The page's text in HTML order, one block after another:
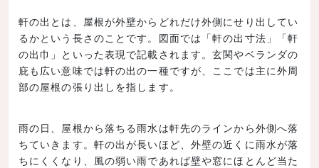
軒の出とは、屋根が外壁からどれだけ外側にせり出してい
るかという長さのことです。図面では「軒の出寸法」「軒
の出巾」といった表現で記載されます。玄関やベランダの
庇も広い意味では軒の出の一種ですが、ここでは主に外周
部の屋根の張り出しを指します。
雨の日、屋根から落ちる雨水は軒先のラインから外側へ落
ちていきます。軒の出が長いほど、外壁の近くに雨水が落
ちにくくなり、風の弱い雨であれば壁や窓にほとんど当た